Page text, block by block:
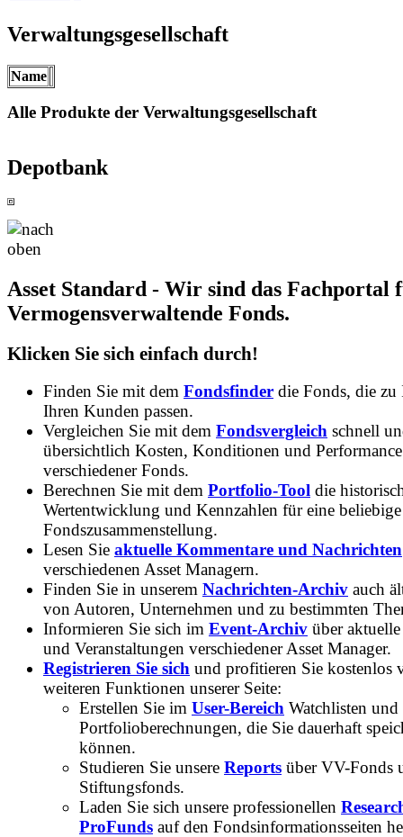
Verwaltungsgesellschaft
Name
Alle Produkte der Verwaltungsgesellschaft
Depotbank
Asset Standard - Wir sind das Fachportal
Vermogensverwaltende Fonds.
Klicken Sie sich einfach durch!
Finden Sie mit dem Fondsfinder die Fonds, die zu
Ihren Kunden passen.
Vergleichen Sie mit dem Fondsvergleich schnell
übersichtlich Kosten, Konditionen und Performance
verschiedener Fonds.
Berechnen Sie mit dem Portfolio-Tool die
Wertentwicklung und Kennzahlen für eine beliebige
Fondszusammenstellung.
Lesen Sie aktuelle Kommentare und Nachrichten
verschiedenen Asset Managern.
Finden Sie in unserem Nachrichten-Archiv auch
von Autoren, Unternehmen und zu bestimmten
Informieren Sie sich im Event-Archiv über
und Veranstaltungen verschiedener Asset Manager.
Registrieren Sie sich und profitieren Sie kostenlos
weiteren Funktionen unserer Seite:
Erstellen Sie im User-Bereich Watchlisten und
Portfolioberechnungen, die Sie dauerhaft
können.
Studieren Sie unsere Reports über VV-Fonds
Stiftungsfonds.
Laden Sie sich unsere professionellen
ProFunds auf den Fondsinformationsseiten